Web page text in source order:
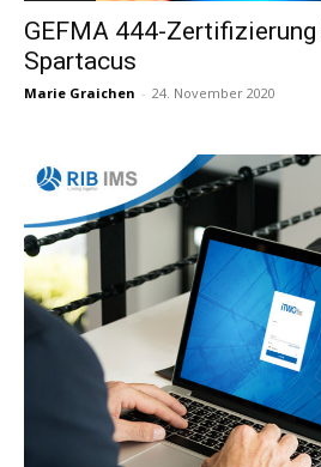
GEFMA 444-
Spartacus
Marie Graichen - 24. November 2020